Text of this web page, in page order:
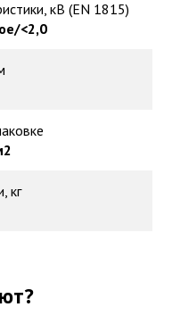
кВ (EN 1815)
<2,0
кг